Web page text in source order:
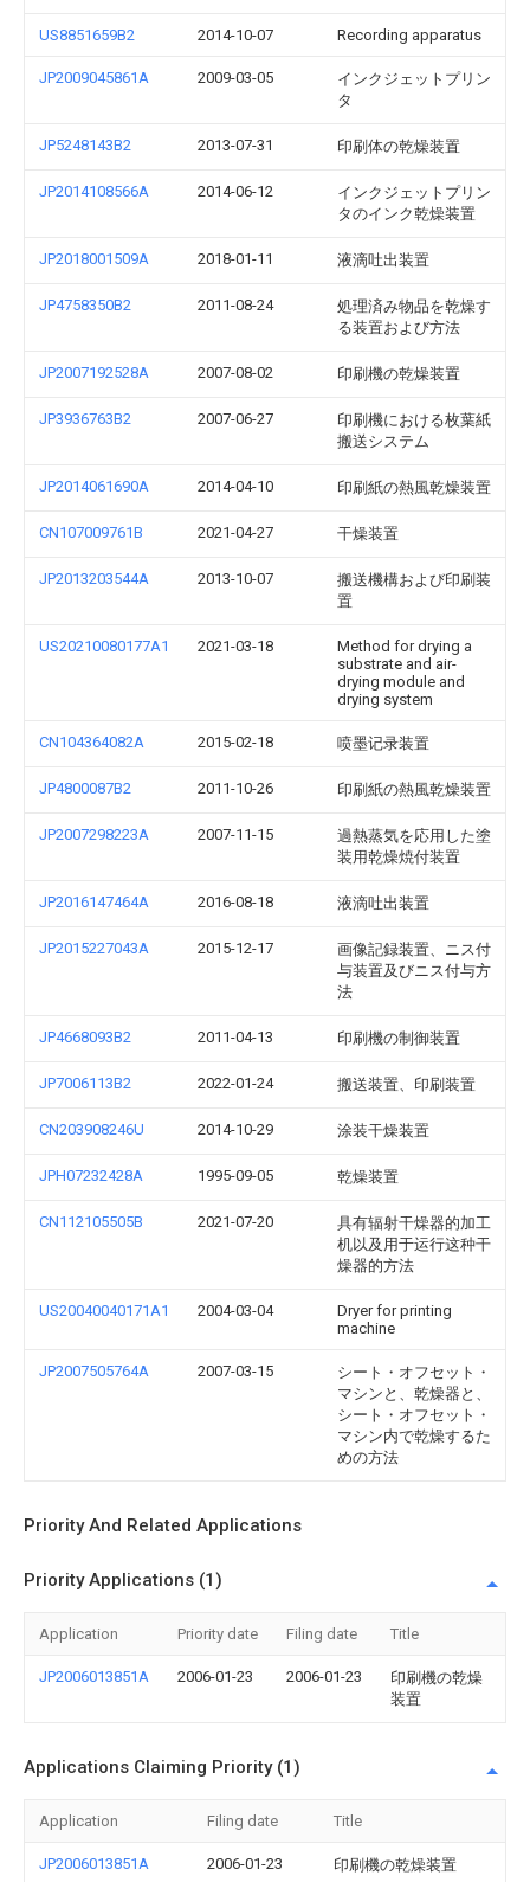
US8851659B2 2014-10-07 Recording apparatus
JP2009045861A 2009-03-05
インクジェットプリン
タ
JP5248143B2 2013-07-31 印刷体の乾燥装置
JP2014108566A 2014-06-12
インクジェットプリン
タのインク乾燥装置
JP2018001509A 2018-01-11 液滴吐出装置
JP4758350B2 2011-08-24
処理済み物品を乾燥す
る装置および方法
JP2007192528A 2007-08-02 印刷機の乾燥装置
JP3936763B2 2007-06-27
印刷機における枚葉紙
搬送システム
JP2014061690A 2014-04-10 印刷紙の熱風乾燥装置
CN107009761B 2021-04-27 干燥装置
JP2013203544A 2013-10-07
搬送機構および印刷装
置
US20210080177A1 2021-03-18
Method for drying a
substrate and air-
drying module and
drying system
CN104364082A 2015-02-18 喷墨记录装置
JP4800087B2 2011-10-26 印刷紙の熱風乾燥装置
JP2007298223A 2007-11-15
過熱蒸気を応用した塗
装用乾燥焼付装置
JP2016147464A 2016-08-18 液滴吐出装置
JP2015227043A 2015-12-17
画像記録装置、ニス付
与装置及びニス付与方
法
JP4668093B2 2011-04-13 印刷機の制御装置
JP7006113B2 2022-01-24 搬送装置、印刷装置
CN203908246U 2014-10-29 涂装干燥装置
JPH07232428A 1995-09-05 乾燥装置
CN112105505B 2021-07-20
具有辐射干燥器的加工
机以及用于运行这种干
燥器的方法
US20040040171A1 2004-03-04
Dryer for printing
machine
JP2007505764A 2007-03-15
シート・オフセット・
マシンと、乾燥器と、
シート・オフセット・
マシン内で乾燥するた
めの方法
Priority And Related Applications
Priority Applications (1)
Application Priority date Filing date Title
JP2006013851A 2006-01-23 2006-01-23
印刷機の乾燥
装置
Applications Claiming Priority (1)
Application Filing date Title
JP2006013851A 2006-01-23 印刷機の乾燥装置